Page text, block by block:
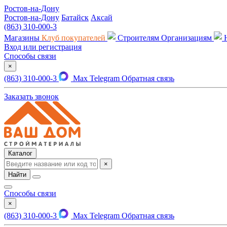
Ростов-на-Дону
Ростов-на-Дону Батайск Аксай
(863) 310-000-3
Магазины Клуб покупателей Строителям Организациям
Вход или регистрация
Способы связи
×
(863) 310-000-3 Max Telegram Обратная связь
Заказать звонок
Каталог
×
Найти
Способы связи
×
(863) 310-000-3 Max Telegram Обратная связь